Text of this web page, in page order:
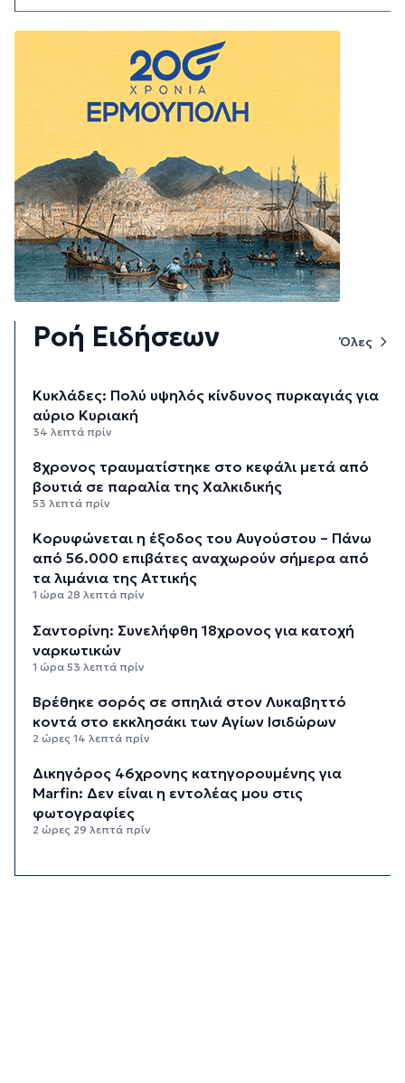
Ροή Ειδήσεων Όλες
Κυκλάδες: Πολύ υψηλός κίνδυνος πυρκαγιάς για
αύριο Κυριακή
34 λεπτά πρίν
8χρονος τραυματίστηκε στο κεφάλι μετά από
βουτιά σε παραλία της Χαλκιδικής
53 λεπτά πρίν
Κορυφώνεται η έξοδος του Αυγούστου – Πάνω
από 56.000 επιβάτες αναχωρούν σήμερα από
τα λιμάνια της Αττικής
1 ώρα 28 λεπτά πρίν
Σαντορίνη: Συνελήφθη 18χρονος για κατοχή
ναρκωτικών
1 ώρα 53 λεπτά πρίν
Βρέθηκε σορός σε σπηλιά στον Λυκαβηττό
κοντά στο εκκλησάκι των Αγίων Ισιδώρων
2 ώρες 14 λεπτά πρίν
Δικηγόρος 46χρονης κατηγορουμένης για
Marfin: Δεν είναι η εντολέας μου στις
φωτογραφίες
2 ώρες 29 λεπτά πρίν